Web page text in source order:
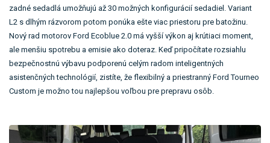
zadné sedadlá umožňujú až 30 možných konfigurácií sedadiel. Variant
L2 s dlhým rázvorom potom ponúka ešte viac priestoru pre batožinu.
Nový rad motorov Ford Ecoblue 2.0 má vyšší výkon aj krútiaci moment,
ale menšiu spotrebu a emisie ako doteraz. Keď pripočítate rozsiahlu
bezpečnostnú výbavu podporenú celým radom inteligentných
asistenčných technológií, zistíte, že flexibilný a priestranný Ford Tourneo
Custom je možno tou najlepšou voľbou pre prepravu osôb.